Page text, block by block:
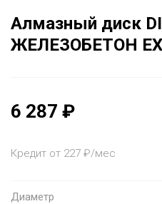
Алмазный диск
ЖЕЛЕЗОБЕТОН
6 287 ₽
Кредит от 227 ₽/мес
Диаметр